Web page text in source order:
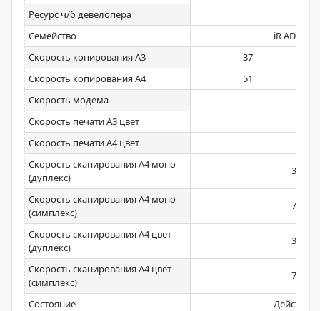
Ресурс ч/б девелопера
Семейство
iR ADV DX
Скорость копирования А3
37
Скорость копирования А4
51
Скорость модема
Скорость печати А3 цвет
Скорость печати А4 цвет
Скорость сканирования А4 моно
(дуплекс)
35/270
Скорость сканирования А4 моно
(симплекс)
70/135
Скорость сканирования А4 цвет
(дуплекс)
35/270
Скорость сканирования А4 цвет
(симплекс)
70/135
Состояние